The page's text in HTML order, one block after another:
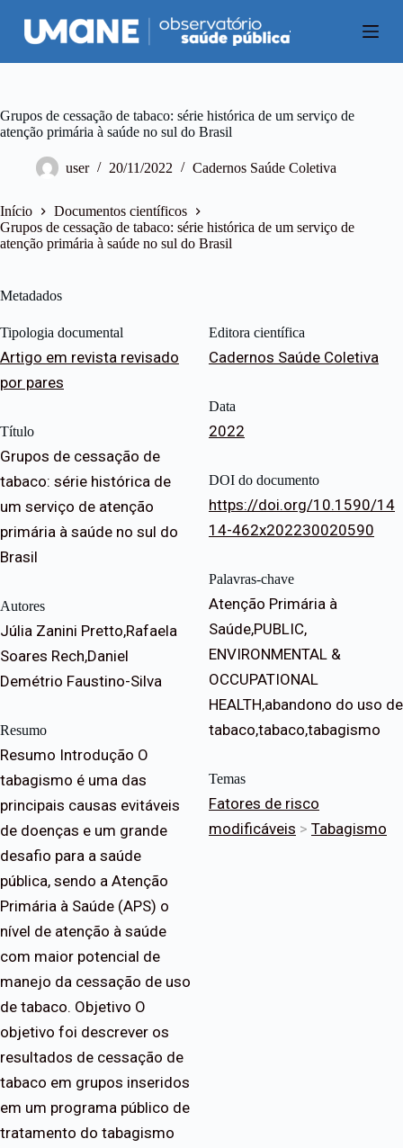
P
u
a
a
r
n
t
e
o
Grupos de cessação de tabaco: série histórica de um serviço de
atenção primária à saúde no sul do Brasil
user 20/11/2022 Cadernos Saúde Coletiva
Início
Documentos científicos
Grupos de cessação de tabaco: série histórica de um serviço de
atenção primária à saúde no sul do Brasil
Metadados
Tipologia documental
Artigo em revista revisado
por pares
Título
Grupos de cessação de
tabaco: série histórica de
um serviço de atenção
primária à saúde no sul do
Brasil
Autores
Júlia Zanini Pretto,Rafaela
Soares Rech,Daniel
Demétrio Faustino-Silva
Resumo
Resumo Introdução O
tabagismo é uma das
principais causas evitáveis
de doenças e um grande
desafio para a saúde
pública, sendo a Atenção
Primária à Saúde (APS) o
nível de atenção à saúde
com maior potencial de
manejo da cessação de uso
de tabaco. Objetivo O
objetivo foi descrever os
resultados de cessação de
tabaco em grupos inseridos
em um programa público de
tratamento do tabagismo
Editora científica
Cadernos Saúde Coletiva
Data
2022
DOI do documento
https://doi.org/10.1590/14
14-462x202230020590
Palavras-chave
Atenção Primária à
Saúde,PUBLIC,
ENVIRONMENTAL &
OCCUPATIONAL
HEALTH,abandono do uso de
tabaco,tabaco,tabagismo
Temas
Fatores de risco
modificáveis > Tabagismo